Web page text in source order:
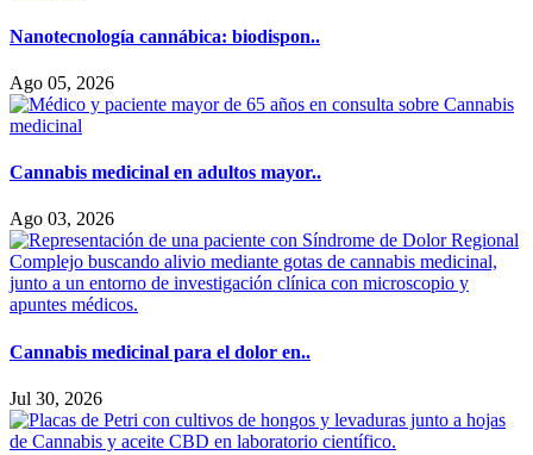
Nanotecnología cannábica: biodispon..
Ago 05, 2026
Cannabis medicinal en adultos mayor..
Ago 03, 2026
Cannabis medicinal para el dolor en..
Jul 30, 2026